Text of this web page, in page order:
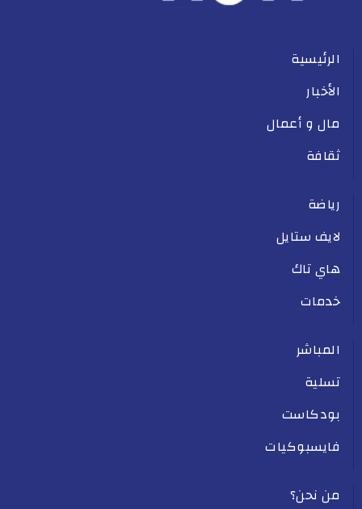
الرئيسية
الأخبار
مال و أعمال
ثقافة
رياضة
لايف ستايل
هاي تاك
خدمات
المباشر
تسلية
بودكاست
فايسبوكيات
من نحن؟